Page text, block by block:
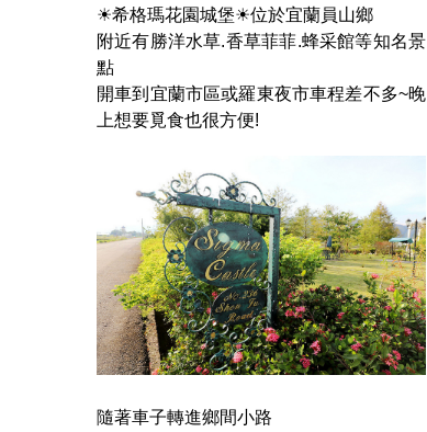
☀希格瑪花園城堡☀位於宜蘭員山鄉
附近有勝洋水草.香草菲菲.蜂采館等知名景
點
開車到宜蘭市區或羅東夜市車程差不多~晚
上想要覓食也很方便!
隨著車子轉進鄉間小路